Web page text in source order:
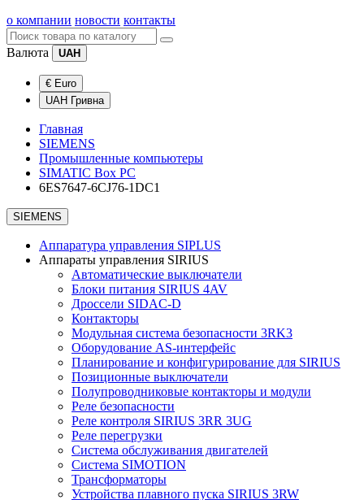
о компании новости контакты
Валюта UAH
€ Euro
UAH Гривна
Главная
SIEMENS
Промышленные компьютеры
SIMATIC Box PC
6ES7647-6CJ76-1DC1
SIEMENS
Аппаратура управления SIPLUS
Аппараты управления SIRIUS
Автоматические выключатели
Блоки питания SIRIUS 4AV
Дроссели SIDAC-D
Контакторы
Модульная система безопасности 3RK3
Оборудование AS-интерфейс
Планирование и конфигурирование для SIRIUS
Позиционные выключатели
Полупроводниковые контакторы и модули
Реле безопасности
Реле контроля SIRIUS 3RR 3UG
Реле перегрузки
Сиcтема обслуживания двигателей
Система SIMOTION
Трансформаторы
Устройства плавного пуска SIRIUS 3RW